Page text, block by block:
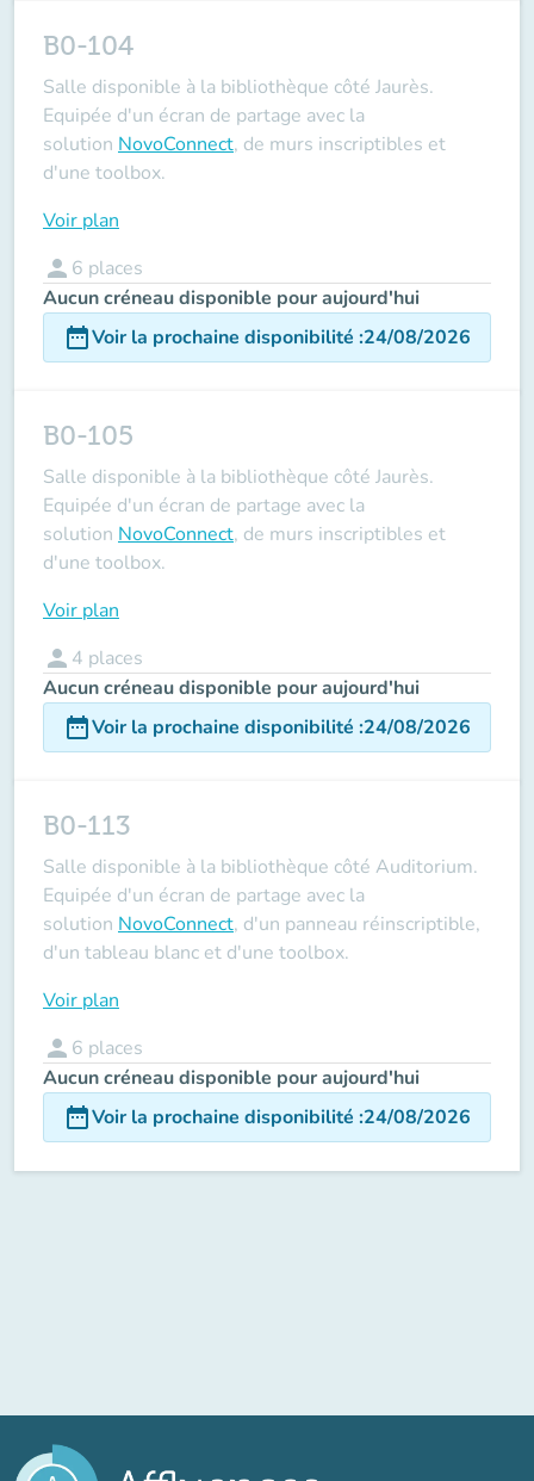
B0-104
Salle disponible à la bibliothèque côté Jaurès.
Equipée d'un écran de partage avec la
solution NovoConnect, de murs inscriptibles et
d'une toolbox.
Voir plan
person 6 places
Aucun créneau disponible pour aujourd'hui
date_rangeVoir la prochaine disponibilité :24/08/2026
B0-105
Salle disponible à la bibliothèque côté Jaurès.
Equipée d'un écran de partage avec la
solution NovoConnect, de murs inscriptibles et
d'une toolbox.
Voir plan
person 4 places
Aucun créneau disponible pour aujourd'hui
date_rangeVoir la prochaine disponibilité :24/08/2026
B0-113
Salle disponible à la bibliothèque côté Auditorium.
Equipée d'un écran de partage avec la
solution NovoConnect, d'un panneau réinscriptible,
d'un tableau blanc et d'une toolbox.
Voir plan
person 6 places
Aucun créneau disponible pour aujourd'hui
date_rangeVoir la prochaine disponibilité :24/08/2026